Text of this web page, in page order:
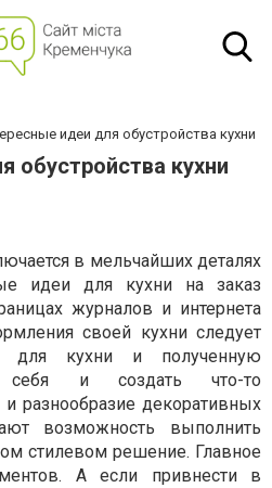
идеи для обустройства кухни
обустройства кухни
в мельчайших деталях
идеи для кухни на заказ
журналов и интернета
своей кухни следует
для кухни и полученную
себя и создать что-то
разнообразие декоративных
возможность выполнить
стилевом решение. Главное
А если привнести в